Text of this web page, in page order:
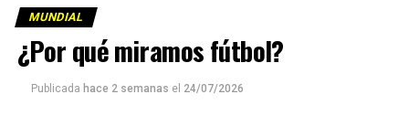
y se lo diste a los ricos
MUNDIAL
¿Por qué miramos fútbol?
Publicada hace 2 semanas el 24/07/2026